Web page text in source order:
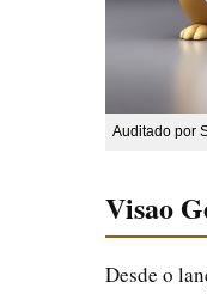
Auditado por
Visao
Desde o